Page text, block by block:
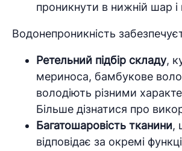
проникнути в нижній шар
Водонепроникність
Ретельний підбір складу,
мериноса, бамбукове
володіють різними
Більше дізнатися про
Багатошаровість тканини,
відповідає за окремі